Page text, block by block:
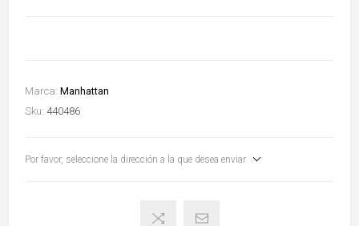
Marca: Manhattan
Sku: 440486
Por favor, seleccione la dirección a la que desea enviar